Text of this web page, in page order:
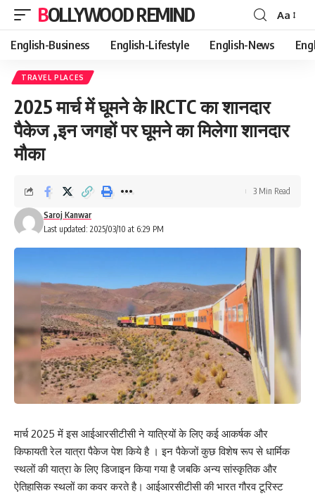
BOLLYWOOD REMIND
Font
Resizer
Aa
English-Business English-Lifestyle English-News
TRAVEL PLACES
2025 मार्च में घूमने के IRCTC का शानदार
पैकेज ,इन जगहों पर घूमने का मिलेगा शानदार
मौका
Last updated: 2025/03/10 at 6:29 PM
Saroj Kanwar
3 Min Read
मार्च 2025 में इस आईआरसीटीसी ने यात्रियों के लिए कई आकर्षक और
किफायती रेल यात्रा पैकेज पेश किये है । इन पैकेजों कुछ विशेष रूप से धार्मिक
स्थलों की यात्रा के लिए डिजाइन किया गया है जबकि अन्य सांस्कृतिक और
ऐतिहासिक स्थलों का कवर करते है। आईआरसीटीसी की भारत गौरव टूरिस्ट